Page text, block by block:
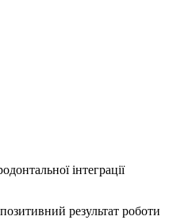
інтеграції
результат роботи